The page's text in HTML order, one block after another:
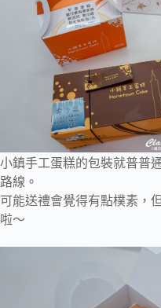
小鎮手工蛋糕的包裝就普普
路線。
可能送禮會覺得有點樸素，
啦～